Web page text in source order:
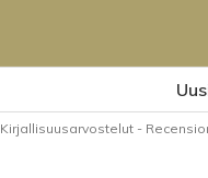
Kirjallisuusarvostelut -